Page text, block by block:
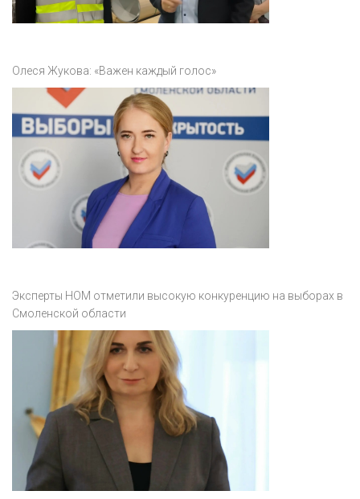
Олеся Жукова: «Важен каждый голос»
Эксперты НОМ отметили высокую конкуренцию на выборах в
Смоленской области